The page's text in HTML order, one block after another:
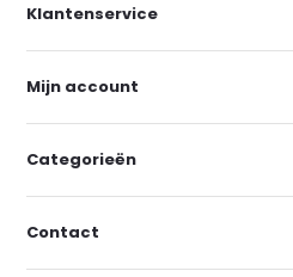
Klantenservice
Mijn account
Categorieën
Contact